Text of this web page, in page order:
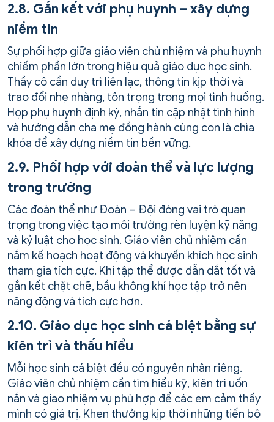
2.8. Gắn kết với phụ huynh – xây dựng
niềm tin
Sự phối hợp giữa giáo viên chủ nhiệm và phụ huynh
chiếm phần lớn trong hiệu quả giáo dục học sinh.
Thầy cô cần duy trì liên lạc, thông tin kịp thời và
trao đổi nhẹ nhàng, tôn trọng trong mọi tình huống.
Họp phụ huynh định kỳ, nhắn tin cập nhật tình hình
và hướng dẫn cha mẹ đồng hành cùng con là chìa
khóa để xây dựng niềm tin bền vững.
2.9. Phối hợp với đoàn thể và lực lượng
trong trường
Các đoàn thể như Đoàn – Đội đóng vai trò quan
trọng trong việc tạo môi trường rèn luyện kỹ năng
và kỷ luật cho học sinh. Giáo viên chủ nhiệm cần
nắm kế hoạch hoạt động và khuyến khích học sinh
tham gia tích cực. Khi tập thể được dẫn dắt tốt và
gắn kết chặt chẽ, bầu không khí học tập trở nên
năng động và tích cực hơn.
2.10. Giáo dục học sinh cá biệt bằng sự
kiên trì và thấu hiểu
Mỗi học sinh cá biệt đều có nguyên nhân riêng.
Giáo viên chủ nhiệm cần tìm hiểu kỹ, kiên trì uốn
nắn và giao nhiệm vụ phù hợp để các em cảm thấy
mình có giá trị. Khen thưởng kịp thời những tiến bộ